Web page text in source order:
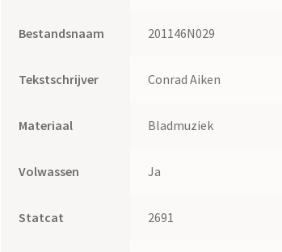
quantity
Bestandsnaam 201146N029
Tekstschrijver Conrad Aiken
Materiaal Bladmuziek
Volwassen Ja
Statcat 2691